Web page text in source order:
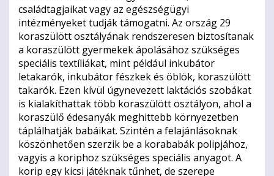
családtagjaikat vagy az egészségügyi
intézményeket tudják támogatni. Az ország 29
koraszülött osztályának rendszeresen biztosítanak
a koraszülött gyermekek ápolásához szükséges
speciális textíliákat, mint például inkubátor
letakarók, inkubátor fészkek és öblök, koraszülött
takarók. Ezen kívül úgynevezett laktációs szobákat
is kialakíthattak több koraszülött osztályon, ahol a
koraszülő édesanyák meghittebb környezetben
táplálhatják babáikat. Szintén a felajánlásoknak
köszönhetően szerzik be a korababák polipjához,
vagyis a koriphoz szükséges speciális anyagot. A
korip egy kicsi játéknak tűnhet, de szerepe